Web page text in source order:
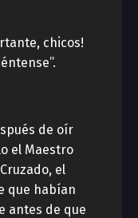
chicos!
de oír
el Maestro
el
que habían
antes de que